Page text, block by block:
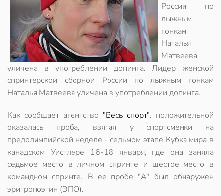
России по
лыжным
гонкам
Наталья
Матвеева
уличена в употреблении допинга. Лидер женской
спринтерской сборной России по лыжным гонкам
Наталья Матвеева уличена в употреблении допинга.
Как сообщает агентство "Весь спорт", положительной
оказалась проба, взятая у спортсменки на
предолимпийской неделе - седьмом этапе Кубка мира в
канадском Уистлере 16-18 января, где она заняла
седьмое место в личном спринте и шестое место в
командном спринте. В ее пробе "А" был обнаружен
эритропоэтин (ЭПО).